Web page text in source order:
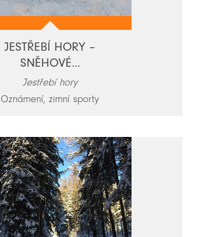
JESTŘEBÍ HORY –
SNĚHOVÉ...
Jestřebí hory
Oznámení, zimní sporty